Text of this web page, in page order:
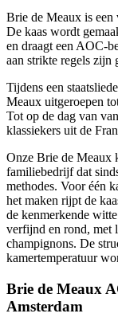
Brie de Meaux is
De kaas wordt
en draagt een AOC-
aan strikte regels zijn
Tijdens een
Meaux uitgeroepen
Tot op de dag van
klassiekers uit de
Onze Brie de Meaux
familiebedrijf dat
methodes. Voor één
het maken rijpt de
de kenmerkende
verfijnd en rond, met
champignons. De
kamertemperatuur
Brie de Meaux
Amsterdam